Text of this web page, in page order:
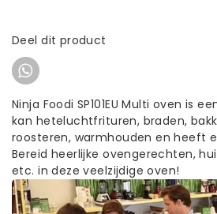
Deel dit product
Ninja Foodi SP101EU Multi oven is
kan heteluchtfrituren, braden,
roosteren, warmhouden en heeft
Bereid heerlijke ovengerechten,
etc. in deze veelzijdige oven!